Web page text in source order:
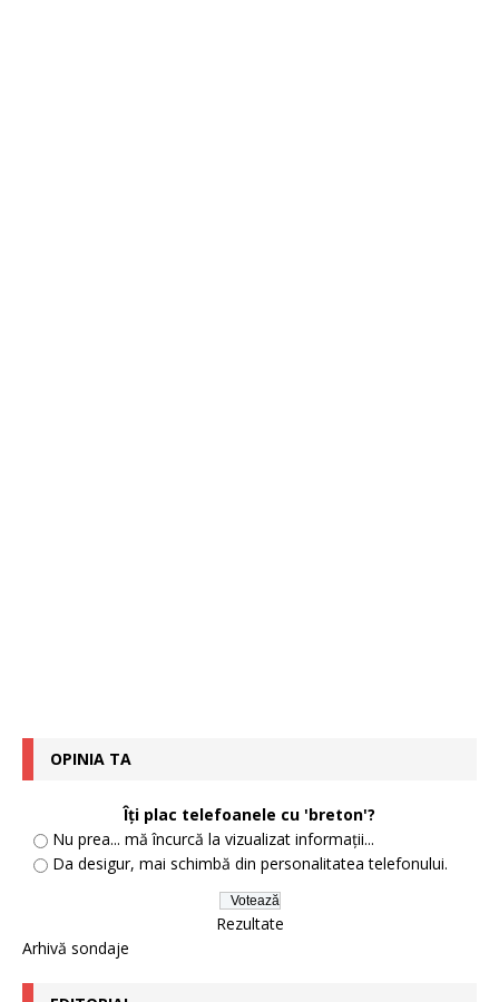
OPINIA TA
Îți plac telefoanele cu 'breton'?
Nu prea... mă încurcă la vizualizat informații...
Da desigur, mai schimbă din personalitatea telefonului.
Rezultate
Arhivă sondaje